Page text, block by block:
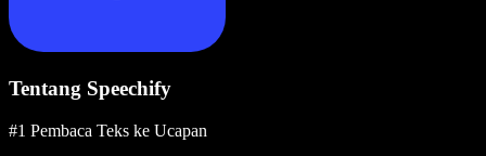
Tentang Speechify
#1 Pembaca Teks ke Ucapan